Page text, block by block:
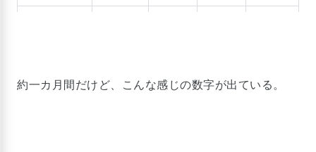
2014/12/
27.6
約一カ月間だけど、こんな感じの数字が出ている。